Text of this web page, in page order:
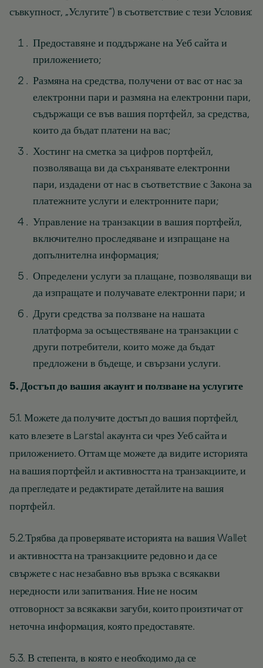
съвкупност, „Услугите“) в съответствие с тези Условия:
Предоставяне и поддържане на Уеб сайта и
приложението;
Размяна на средства, получени от вас от нас за
електронни пари и размяна на електронни пари,
съдържащи се във вашия портфейл, за средства,
които да бъдат платени на вас;
Хостинг на сметка за цифров портфейл,
позволяваща ви да съхранявате електронни
пари, издадени от нас в съответствие с Закона за
платежните услуги и електронните пари;
Управление на транзакции в вашия портфейл,
включително проследяване и изпращане на
допълнителна информация;
Определени услуги за плащане, позволяващи ви
да изпращате и получавате електронни пари; и
Други средства за ползване на нашата
платформа за осъществяване на транзакции с
други потребители, които може да бъдат
предложени в бъдеще, и свързани услуги.
5. Достъп до вашия акаунт и ползване на услугите
5.1. Можете да получите достъп до вашия портфейл,
като влезете в Larstal акаунта си чрез Уеб сайта и
приложението. Оттам ще можете да видите историята
на вашия портфейл и активността на транзакциите, и
да прегледате и редактирате детайлите на вашия
портфейл.
5.2.Трябва да проверявате историята на вашия Wallet
и активността на транзакциите редовно и да се
свържете с нас незабавно във връзка с всякакви
нередности или запитвания. Ние не носим
отговорност за всякакви загуби, които произтичат от
неточна информация, която предоставяте.
5.3. В степента, в която е необходимо да се